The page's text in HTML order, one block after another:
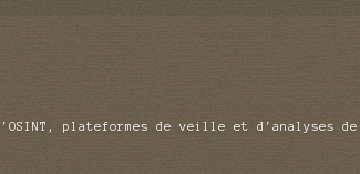
plateformes de veille et d'analyses de